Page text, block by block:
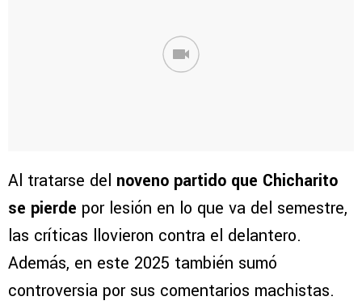
Al tratarse del noveno partido que Chicharito
se pierde por lesión en lo que va del semestre,
las críticas llovieron contra el delantero.
Además, en este 2025 también sumó
controversia por sus comentarios machistas.